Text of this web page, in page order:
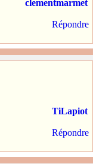
clementmarmet
Répondre
TiLapiot
Répondre